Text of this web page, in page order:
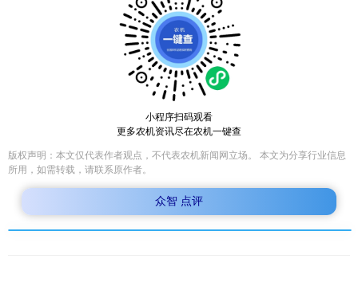
小程序扫码观看
更多农机资讯尽在农机一键查
版权声明：本文仅代表作者观点，不代表农机新闻网立场。 本文为分享行业信息
所用，如需转载，请联系原作者。
众智 点评